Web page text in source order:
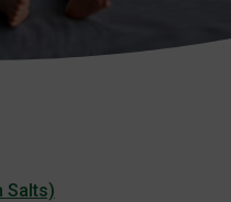
Salts)